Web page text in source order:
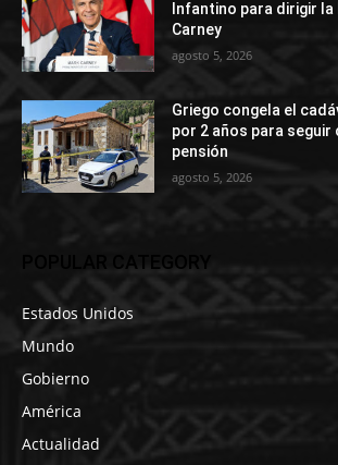
Infantino para dirigir la
Carney
agosto 5, 2026
Griego congela el
por 2 años para seguir
pensión
agosto 5, 2026
POPULAR CATEGORY
Estados Unidos
Mundo
Gobierno
América
Actualidad